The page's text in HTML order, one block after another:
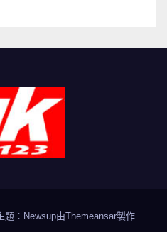
題：Newsup由Themeansar製作